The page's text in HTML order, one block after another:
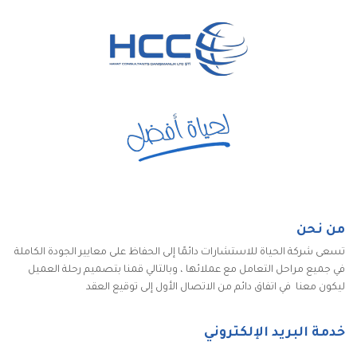
من نحن
تسعى شركة الحياة للاستشارات دائمًا إلى الحفاظ على معايير الجودة الكاملة
في جميع مراحل التعامل مع عملائها ، وبالتالي قمنا بتصميم رحلة العميل
ليكون معنا في اتفاق دائم من الاتصال الأول إلى توقيع العقد
خدمة البريد الإلكتروني